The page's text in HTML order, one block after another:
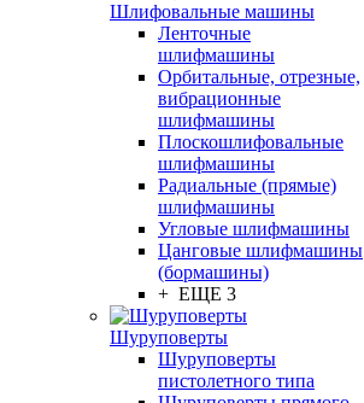
Шлифовальные машины
Ленточные
шлифмашины
Орбитальные, отрезные,
вибрационные
шлифмашины
Плоскошлифовальные
шлифмашины
Радиальные (прямые)
шлифмашины
Угловые шлифмашины
Цанговые шлифмашины
(бормашины)
+ ЕЩЕ 3
Шуруповерты
Шуруповерты
пистолетного типа